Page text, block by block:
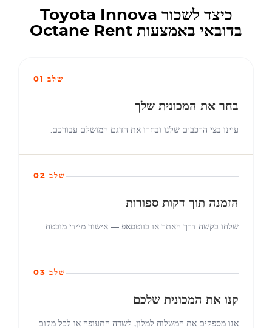
כיצד לשכור Toyota Innova
בדובאי באמצעות Octane Rent
שלב 01
בחר את המכונית שלך
עיינו בצי הרכבים שלנו ובחרו את הדגם המושלם עבורכם.
שלב 02
הזמנה תוך דקות ספורות
שלחו בקשה דרך האתר או בווטסאפ — אישור מיידי מובטח.
שלב 03
קנו את המכונית שלכם
אנו מספקים את המשלוח למלון, לשדה התעופה או לכל מקום